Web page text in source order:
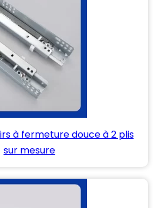
à fermeture douce à 2 plis
sur mesure